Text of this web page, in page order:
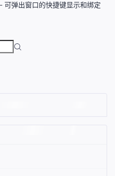
弹出窗口的快捷键显示和绑定